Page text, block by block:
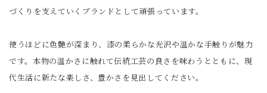
づくりを支えていくブランドとして頑張っています。
使うほどに色艶が深まり、漆の柔らかな光沢や温かな手触りが魅力
です。本物の温かさに触れて伝統工芸の良さを味わうとともに、現
代生活に新たな楽しさ、豊かさを見出してください。